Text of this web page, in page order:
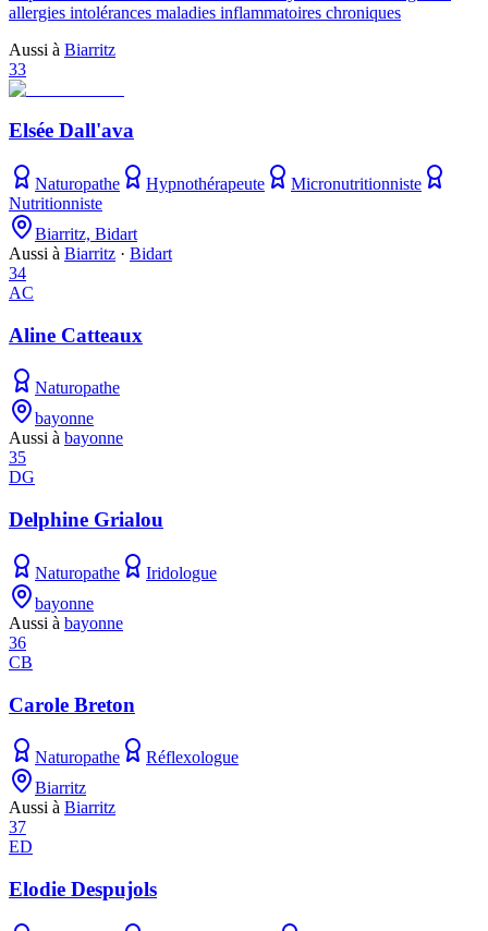
allergies intolérances maladies inflammatoires chroniques
Aussi à Biarritz
33
Elsée Dall'ava
Naturopathe Hypnothérapeute
Micronutritionniste
Nutritionniste
Biarritz, Bidart
Aussi à Biarritz · Bidart
34
AC
Aline Catteaux
Naturopathe
bayonne
Aussi à bayonne
35
DG
Delphine Grialou
Naturopathe
Iridologue
bayonne
Aussi à bayonne
36
CB
Carole Breton
Naturopathe
Réflexologue
Biarritz
Aussi à Biarritz
37
ED
Elodie Despujols